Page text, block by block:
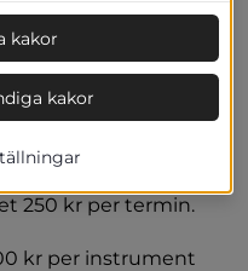
kr per kurs och
om man
Kulturskolans
250 kr per termin.
kr per instrument
kakor
kakor